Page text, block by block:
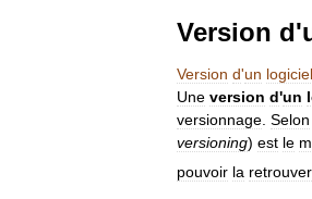
Version
Version d'un logiciel
Une version d'un
versionnage Selon
versioning) est le
pouvoir la retrouver